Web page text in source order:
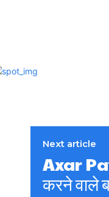
Next article
Axar
करने वाले